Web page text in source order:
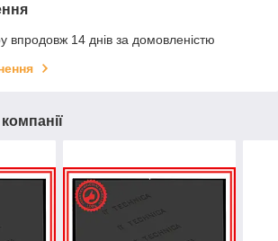
впродовж 14 днів за домовленістю